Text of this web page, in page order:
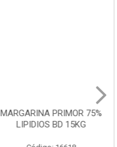
MARGARINA PRIMOR 75%
LIPIDIOS BD 15KG